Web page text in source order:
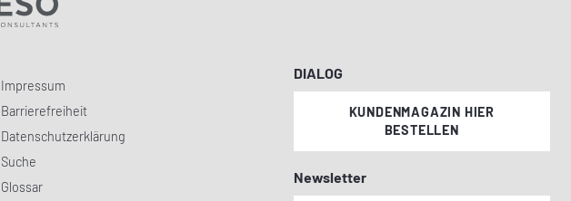
Impressum
Barrierefreiheit
Datenschutzerklärung
Suche
Glossar
DIALOG
KUNDENMAGAZIN HIER
BESTELLEN
Newsletter